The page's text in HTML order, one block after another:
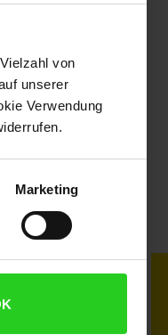
von
unserer
Verwendung
Marketing
Karriere